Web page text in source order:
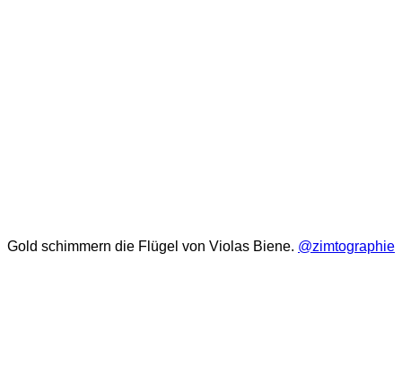
Gold schimmern die Flügel von Violas Biene. @zimtographie